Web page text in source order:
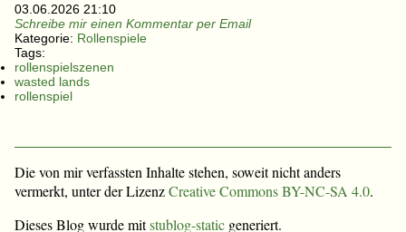
03.06.2026 21:10
Schreibe mir einen Kommentar per Email
Kategorie: Rollenspiele
Tags:
rollenspielszenen
wasted lands
rollenspiel
Die von mir verfassten Inhalte stehen, soweit nicht anders
vermerkt, unter der LizenzCreative Commons BY-NC-SA 4.0.
Dieses Blog wurde mitstublog-static generiert.